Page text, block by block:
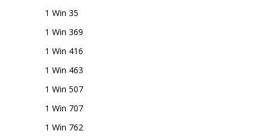
1 Win 35
1 Win 369
1 Win 416
1 Win 463
1 Win 507
1 Win 707
1 Win 762